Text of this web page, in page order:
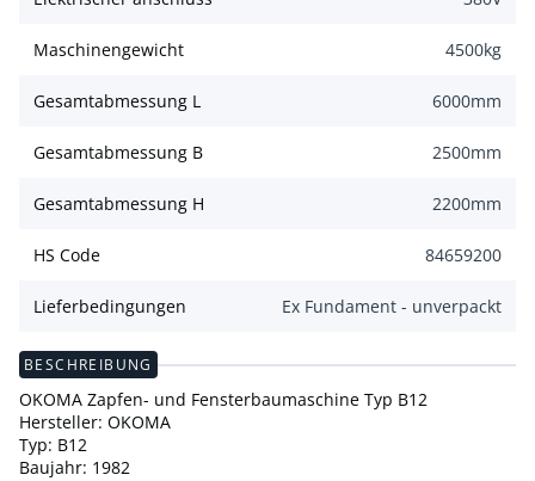
Maschinengewicht 4500kg
Gesamtabmessung L 6000mm
Gesamtabmessung B 2500mm
Gesamtabmessung H 2200mm
HS Code 84659200
Lieferbedingungen Ex Fundament - unverpackt
BESCHREIBUNG
OKOMA Zapfen- und Fensterbaumaschine Typ B12
Hersteller: OKOMA
Typ: B12
Baujahr: 1982